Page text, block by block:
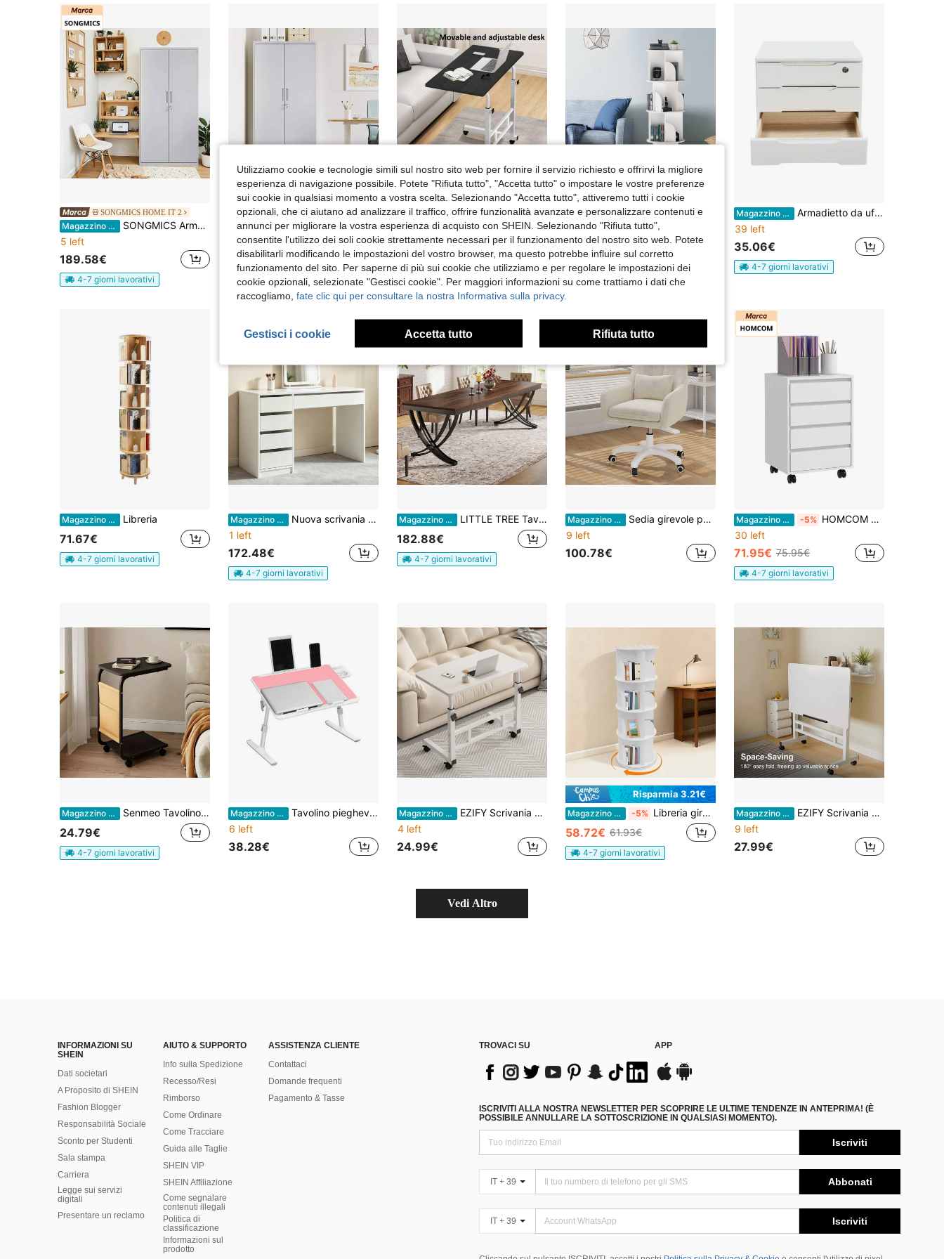
4.59
4.59 769
4.59 769
SONGMICS HOME IT 2
Magazzino EU
SONGMICS Armadio in Metallo, Armadietto Multiuso, con 5 Ripiani, Anta Doppia e Chiusura, Mobiletto per Strumenti, per Garage Ufficio Studio, Grigio Opaco
5 left
189.58€
4-7 giorni lavorativi
Magazzino EU -3% Armadietto Garage a 5 Ripiani con 2 Ante, Armadio Ufficio, 40 x 80 x 180 cm, 1 Serratura, Ripiani Regolabili, Armadio Metallo, Grigio Opaco
5 left
177.08€ 183.98€
4-7 giorni lavorativi
Magazzino EU Tavolino moderno piccolo da salotto e da caffè con struttura in metallo, facile da installare per soggiorno, comodino, balcone, comodino con ruote, tavolino mobile per divano, piccolo tavolo da ufficio, carrello da portata per sala da pranzo
19.55€
4-7 giorni lavorativi
Magazzino EU OYAJIA Libreria girevole a 4 ripiani, libreria stretta e alta, libreria angolare da terra, libreria girevole, libreria bianca
47.21€
4-7 giorni lavorativi
Magazzino EU
Armadietto da ufficio
39 left
35.06€
4-7 giorni lavorativi
Magazzino EU Libreria
71.67€
4-7 giorni lavorativi
Magazzino EU
Nuova scrivania bianca moderna con 4 cassetti, ampio spazio di archiviazione sulla superficie, scrivania per computer minimalista adatta per camera da letto e ufficio, scrivania multifunzionale per scrivere ottima per lavoro, studio e organizzazione
1 left
172.48€
4-7 giorni lavorativi
Magazzino EU LITTLE TREE Tavolo da pranzo industriale per 6-8 persone, tavolo da cucina rettangolare 200x70x75 cm con robuste gambe in metallo, tavolo rustico in stile country marrone per sala da pranzo, cucina, soggiorno
182.88€
4-7 giorni lavorativi
Magazzino EU
Sedia girevole per trucco in velluto semi-alto con ruote, sedia per trucco imbottita moderna per donne e ragazze, sedia da scrivania per computer per camera da letto, soggiorno e ufficio.
9 left
100.78€
Magazzino EU -5% HOMCOM Schedario da Ufficio con 4 Cassetti, Ruote a Freno, Cassettiera Scrivania per Lettera/Formato A4/Legale, Cassettiera Ufficio per Studio Sotto Scrivania, 46x40x65 cm, Bianco
30 left
71.95€ 75.95€
4-7 giorni lavorativi
Magazzino EU Senmeo Tavolino da divano a doppio strato (a forma di C) - salva spazio con tasche laterali, capacità di carico 30 kg, tavolino funzionale moderno per casa/ufficio/camera da letto
24.79€
4-7 giorni lavorativi
Magazzino EU
Tavolino pieghevole per laptop da letto, regolabile in altezza e angolazione, tavolino per laptop da letto/divano/sedia/pavimento, scrivania
6 left
38.28€
Magazzino EU
EZIFY Scrivania da ufficio
4 left
24.99€
Risparmia 3.21€
Magazzino EU -5% Libreria girevole a 4 livelli, libreria girevole Lazy Susan, libreria girevole a 360°, carosello rotondo per riporre libri, organizer angolare a spirale verticale girevole, bianco
58.72€ 61.93€
4-7 giorni lavorativi
Magazzino EU
EZIFY Scrivania per computer a doppio pannello, dal design ergonomico e regolabile in altezza (da 60 a 95 cm), con inclinazione regolabile da 0 a 90° e funzione pieghevole a 180° per risparmiare spazio. Robusta, comoda e facile da montare, è adatta sia per la casa che per l'ufficio.
9 left
27.99€
Vedi Altro
INFORMAZIONI SU
SHEIN
Dati societari
A Proposito di SHEIN
Fashion Blogger
Responsabilità Sociale
Sconto per Studenti
Sala stampa
Carriera
Legge sui servizi
digitali
Presentare un reclamo
AIUTO & SUPPORTO
Info sulla Spedizione
Recesso/Resi
Rimborso
Come Ordinare
Come Tracciare
Guida alle Taglie
SHEIN VIP
SHEIN Affiliazione
Come segnalare
contenuti illegali
Politica di
classificazione
​Informazioni sul
prodotto
ASSISTENZA CLIENTE
Contattaci
Domande frequenti
Pagamento & Tasse
TROVACI SU APP
ISCRIVITI ALLA NOSTRA NEWSLETTER PER SCOPRIRE LE ULTIME TENDENZE IN ANTEPRIMA! (È
POSSIBILE ANNULLARE LA SOTTOSCRIZIONE IN QUALSIASI MOMENTO).
Iscriviti
IT + 39 Abbonati
IT + 39 Iscriviti
Utilizziamo cookie e tecnologie simili sul nostro sito web per fornire il servizio richiesto e offrirvi la migliore
esperienza di navigazione possibile. Potete "Rifiuta tutto", "Accetta tutto" o impostare le vostre preferenze
sui cookie in qualsiasi momento a vostra scelta. Selezionando "Accetta tutto", attiveremo tutti i cookie
opzionali, che ci aiutano ad analizzare il traffico, offrire funzionalità avanzate e personalizzare contenuti e
annunci per migliorare la vostra esperienza di acquisto con SHEIN. Selezionando "Rifiuta tutto",
consentite l'utilizzo dei soli cookie strettamente necessari per il funzionamento del nostro sito web. Potete
disabilitarli modificando le impostazioni del vostro browser, ma questo potrebbe influire sul corretto
funzionamento del sito. Per saperne di più sui cookie che utilizziamo e per regolare le impostazioni dei
cookie opzionali, selezionate "Gestisci cookie". Per maggiori informazioni su come trattiamo i dati che
raccogliamo, fate clic qui per consultare la nostra Informativa sulla privacy.
Gestisci i cookie Accetta tutto Rifiuta tutto